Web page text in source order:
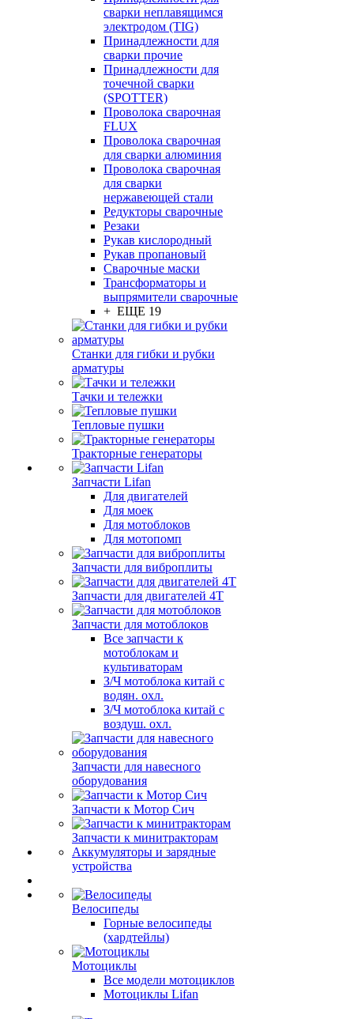
сварки неплавящимся
электродом (TIG)
Принадлежности для
сварки прочие
Принадлежности для
точечной сварки
(SPOTTER)
Проволока сварочная
FLUX
Проволока сварочная
для сварки алюминия
Проволока сварочная
для сварки
нержавеющей стали
Редукторы сварочные
Резаки
Рукав кислородный
Рукав пропановый
Сварочные маски
Трансформаторы и
выпрямители сварочные
+ ЕЩЕ 19
Станки для гибки и рубки
арматуры
Тачки и тележки
Тепловые пушки
Тракторные генераторы
Запчасти Lifan
Для двигателей
Для моек
Для мотоблоков
Для мотопомп
Запчасти для виброплиты
Запчасти для двигателей 4Т
Запчасти для мотоблоков
Все запчасти к
мотоблокам и
культиваторам
З/Ч мотоблока китай с
водян. охл.
З/Ч мотоблока китай с
воздуш. охл.
Запчасти для навесного
оборудования
Запчасти к Мотор Сич
Запчасти к минитракторам
Аккумуляторы и зарядные
устройства
Велосипеды
Горные велосипеды
(хардтейлы)
Мотоциклы
Все модели мотоциклов
Мотоциклы Lifan